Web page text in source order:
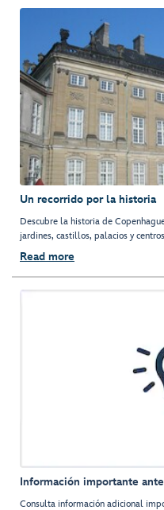
Un recorrido por la historia
Descubre la historia de
jardines, castillos, palacios y
Read more
Información importante
Consulta información adicional